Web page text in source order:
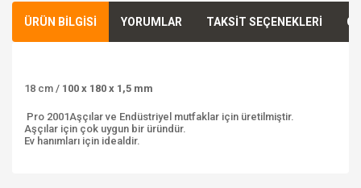
ÜRÜN BİLGİSİ YORUMLAR TAKSİT SEÇENEKLERİ
18 cm / 100 x 180 x 1,5 mm
Pro 2001Aşçılar ve Endüstriyel mutfaklar için üretilmiştir.
Aşçılar için çok uygun bir üründür.
Ev hanımları için idealdir.